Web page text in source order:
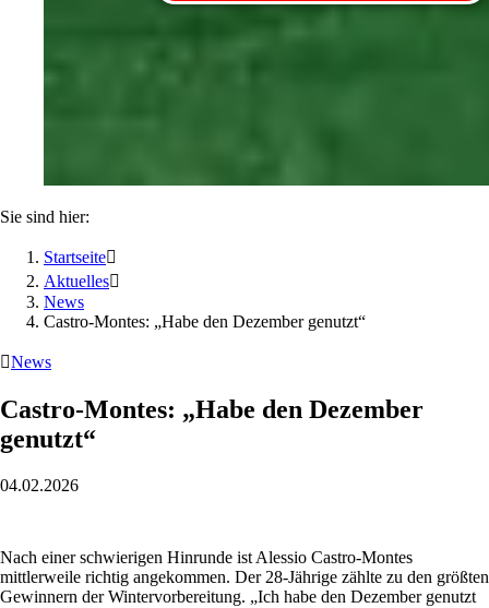
Sie sind hier:
Startseite
Aktuelles
News
Castro-Montes: „Habe den Dezember genutzt“
News
Castro-Montes: „Habe den Dezember
genutzt“
04.02.2026
Nach einer schwierigen Hinrunde ist Alessio Castro-Montes
mittlerweile richtig angekommen. Der 28-Jährige zählte zu den größten
Gewinnern der Wintervorbereitung. „Ich habe den Dezember genutzt